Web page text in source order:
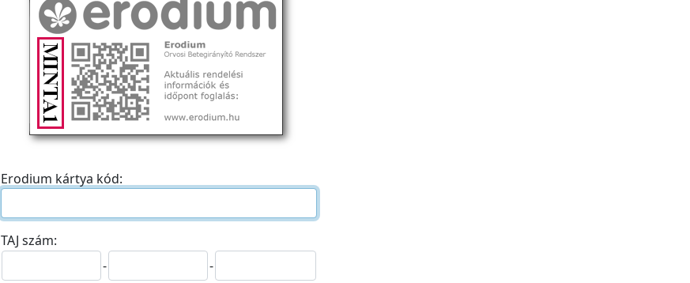
Erodium kártya kód:
TAJ szám:
-
-